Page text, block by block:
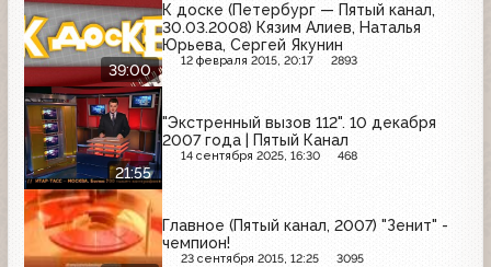
39:00
К доске (Петербург — Пятый канал,
30.03.2008) Кязим Алиев, Наталья
Юрьева, Сергей Якунин
12 февраля 2015, 20:17 2893
21:55
"Экстренный вызов 112". 10 декабря
2007 года | Пятый Канал
14 сентября 2025, 16:30 468
Главное (Пятый канал, 2007) "Зенит" -
чемпион!
23 сентября 2015, 12:25 3095